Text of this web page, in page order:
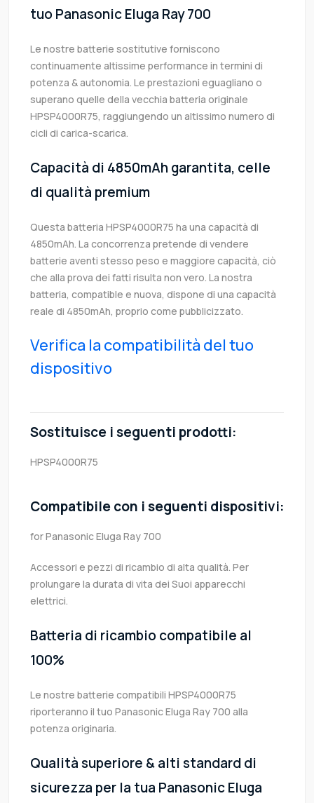
tuo Panasonic Eluga Ray 700
Le nostre batterie sostitutive forniscono
continuamente altissime performance in termini di
potenza & autonomia. Le prestazioni eguagliano o
superano quelle della vecchia batteria originale
HPSP4000R75, raggiungendo un altissimo numero di
cicli di carica-scarica.
Capacità di 4850mAh garantita, celle
di qualità premium
Questa batteria HPSP4000R75 ha una capacità di
4850mAh. La concorrenza pretende di vendere
batterie aventi stesso peso e maggiore capacità, ciò
che alla prova dei fatti risulta non vero. La nostra
batteria, compatible e nuova, dispone di una capacità
reale di 4850mAh, proprio come pubblicizzato.
Verifica la compatibilità del tuo
dispositivo
Sostituisce i seguenti prodotti:
HPSP4000R75
Compatibile con i seguenti dispositivi:
for Panasonic Eluga Ray 700
Accessori e pezzi di ricambio di alta qualità. Per
prolungare la durata di vita dei Suoi apparecchi
elettrici.
Batteria di ricambio compatibile al
100%
Le nostre batterie compatibili HPSP4000R75
riporteranno il tuo Panasonic Eluga Ray 700 alla
potenza originaria.
Qualità superiore & alti standard di
sicurezza per la tua Panasonic Eluga